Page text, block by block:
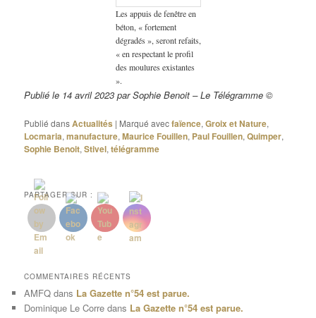
Les appuis de fenêtre en
béton, « fortement
dégradés », seront refaits,
« en respectant le profil
des moulures existantes
».
Publié le 14 avril 2023 par Sophie Benoit – Le Télégramme ©
Publié dansActualités | Marqué avecfaïence,Groix et Nature,
Locmaria,manufacture,Maurice Fouillen, Paul Fouillen,Quimper,
Sophie Benoit,Stivel,télégramme
PARTAGER SUR :
COMMENTAIRES RÉCENTS
AMFQ dans La Gazette n°54 est parue.
Dominique Le Corre dans La Gazette n°54 est parue.